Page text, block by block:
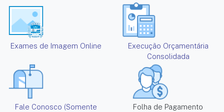
Exames de Imagem Online
Execução Orçamentária
Consolidada
Fale Conosco (Somente
Folha de Pagamento